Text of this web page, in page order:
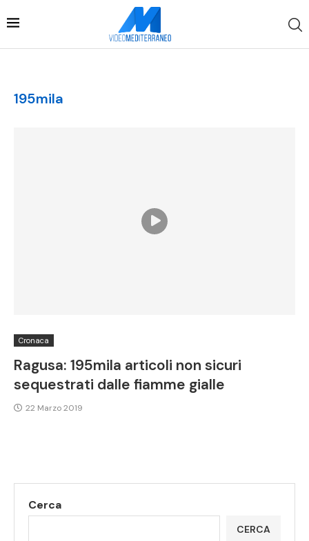
195mila
Cronaca
Ragusa: 195mila articoli non sicuri
sequestrati dalle fiamme gialle
22 Marzo 2019
Cerca
CERCA